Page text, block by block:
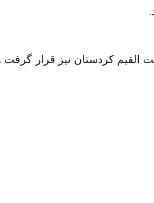
القیم کردستان نیز قرار